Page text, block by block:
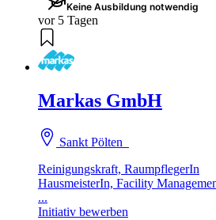
Keine Ausbildung notwendig
vor 5 Tagen
Markas GmbH
Sankt Pölten
Reinigungskraft, RaumpflegerIn
HausmeisterIn, Facility
...
Initiativ bewerben